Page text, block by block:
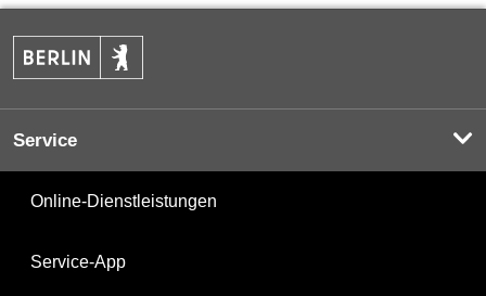
Service
Online-Dienstleistungen
Service-App